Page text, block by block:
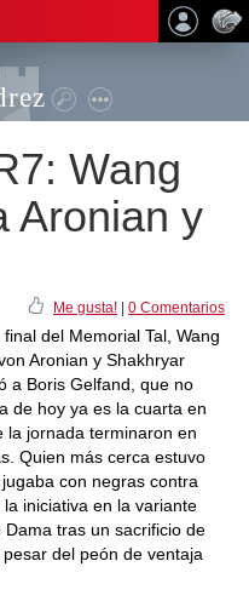
Wang
Aronian y
Me gusta! 0 Comentarios
del Memorial Tal, Wang
Aronian y Shakhryar
a Boris Gelfand, que no
de hoy ya es la cuarta en
la jornada terminaron en
Quien más cerca estuvo
con negras contra
iniciativa en la variante
tras un sacrificio de
del peón de ventaja